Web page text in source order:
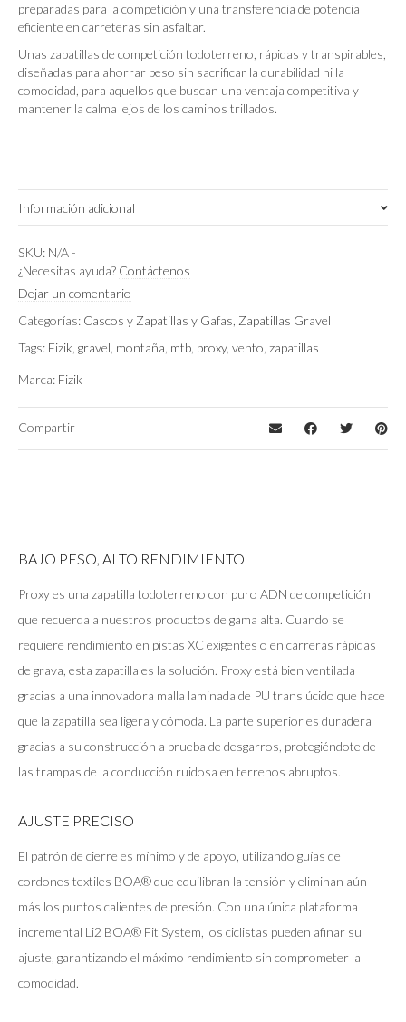
preparadas para la competición y una transferencia de potencia
eficiente en carreteras sin asfaltar.
Unas zapatillas de competición todoterreno, rápidas y transpirables,
diseñadas para ahorrar peso sin sacrificar la durabilidad ni la
comodidad, para aquellos que buscan una ventaja competitiva y
mantener la calma lejos de los caminos trillados.
Información adicional
Color
Talla
SKU: N/A-
¿Necesitas ayuda? Contáctenos
Dejar un comentario
Categorías: Cascos y Zapatillas y Gafas, Zapatillas Gravel
Tags: Fizik, gravel, montaña, mtb, proxy, vento, zapatillas
Marca: Fizik
Compartir
BAJO PESO, ALTO RENDIMIENTO
Proxy es una zapatilla todoterreno con puro ADN de competición
que recuerda a nuestros productos de gama alta. Cuando se
requiere rendimiento en pistas XC exigentes o en carreras rápidas
de grava, esta zapatilla es la solución. Proxy está bien ventilada
gracias a una innovadora malla laminada de PU translúcido que hace
que la zapatilla sea ligera y cómoda. La parte superior es duradera
gracias a su construcción a prueba de desgarros, protegiéndote de
las trampas de la conducción ruidosa en terrenos abruptos.
AJUSTE PRECISO
El patrón de cierre es mínimo y de apoyo, utilizando guías de
cordones textiles BOA® que equilibran la tensión y eliminan aún
más los puntos calientes de presión. Con una única plataforma
incremental Li2 BOA® Fit System, los ciclistas pueden afinar su
ajuste, garantizando el máximo rendimiento sin comprometer la
comodidad.